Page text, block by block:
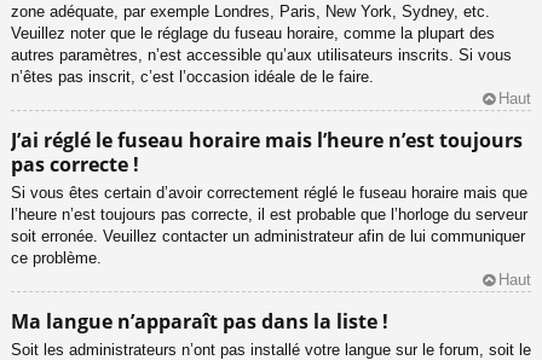
zone adéquate, par exemple Londres, Paris, New York, Sydney, etc.
Veuillez noter que le réglage du fuseau horaire, comme la plupart des
autres paramètres, n’est accessible qu’aux utilisateurs inscrits. Si vous
n’êtes pas inscrit, c’est l’occasion idéale de le faire.
Haut
J’ai réglé le fuseau horaire mais l’heure n’est toujours
pas correcte !
Si vous êtes certain d’avoir correctement réglé le fuseau horaire mais que
l’heure n’est toujours pas correcte, il est probable que l’horloge du serveur
soit erronée. Veuillez contacter un administrateur afin de lui communiquer
ce problème.
Haut
Ma langue n’apparaît pas dans la liste !
Soit les administrateurs n’ont pas installé votre langue sur le forum, soit le